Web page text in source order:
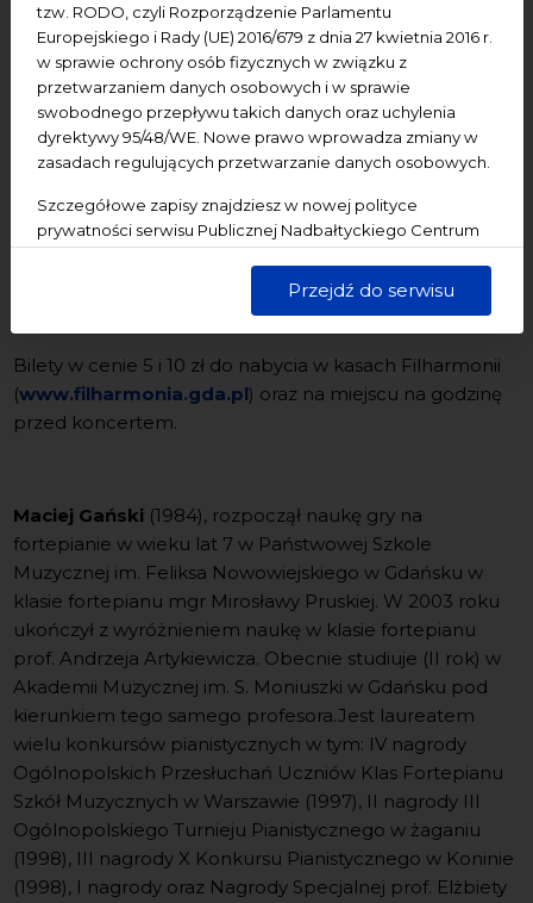
tzw. RODO, czyli Rozporządzenie Parlamentu
Europejskiego i Rady (UE) 2016/679 z dnia 27 kwietnia 2016 r.
w sprawie ochrony osób fizycznych w związku z
przetwarzaniem danych osobowych i w sprawie
swobodnego przepływu takich danych oraz uchylenia
dyrektywy 95/48/WE. Nowe prawo wprowadza zmiany w
zasadach regulujących przetwarzanie danych osobowych.
Szczegółowe zapisy znajdziesz w nowej polityce
prywatności serwisu Publicznej Nadbałtyckiego Centrum
dane są przetwarzane w sposób bezpieczny, z należytą
starannością i zgodnie z obowiązującymi przepisami.
Przejdź do serwisu
S. Prokofiew - III Sonata a - moll op. 28
F. Chopin - Sonata b - moll op. 35
Grave. Doppio movimento
Scherzo
Marche funèbre. Lento
Finale. Presto
"transcendentalnych")
- XI Rapsodia węgierska
Organizatorzy: Akademia Muzyczna, Filharmonia
Bałtycka, Fundacja "Musica Mundi", NCK.
Bilety w cenie 5 i 10 zł do nabycia w kasach Filharmonii
(www.filharmonia.gda.pl) oraz na miejscu na godzinę
przed koncertem.
Maciej Gański (1984), rozpoczął naukę gry na
fortepianie w wieku lat 7 w Państwowej Szkole
Muzycznej im. Feliksa Nowowiejskiego w Gdańsku w
klasie fortepianu mgr Mirosławy Pruskiej. W 2003 roku
ukończył z wyróżnieniem naukę w klasie fortepianu
prof. Andrzeja Artykiewicza. Obecnie studiuje (II rok) w
Akademii Muzycznej im. S. Moniuszki w Gdańsku pod
kierunkiem tego samego profesora.Jest laureatem
wielu konkursów pianistycznych w tym: IV nagrody
Ogólnopolskich Przesłuchań Uczniów Klas Fortepianu
Szkół Muzycznych w Warszawie (1997), II nagrody III
Ogólnopolskiego Turnieju Pianistycznego w żaganiu
(1998), III nagrody X Konkursu Pianistycznego w Koninie
(1998), I nagrody oraz Nagrody Specjalnej prof. Elżbiety